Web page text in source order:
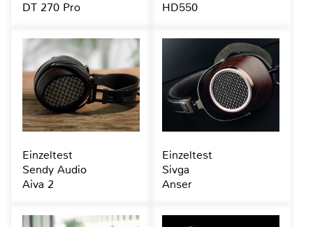
DT 270 Pro
HD550
Einzeltest
Sendy Audio
Aiva 2
Einzeltest
Sivga
Anser